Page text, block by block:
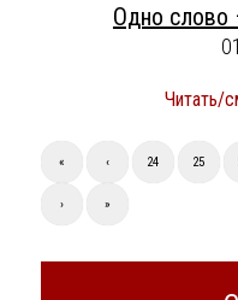
Одно слово
Читать/
« ‹ 24 25
› »